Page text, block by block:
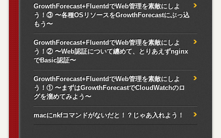
GrowthForecast+FluentdでWeb管理を素敵にしよ
う！③ 〜各種OSリソースをGrowthForecastにぶっ込
もう〜
GrowthForecast+FluentdでWeb管理を素敵にしよ
う！② 〜Web認証について纏めて、とりあえずnginx
でBasic認証〜
GrowthForecast+FluentdでWeb管理を素敵にしよ
う！① 〜まずはGrowthForecastでCloudWatchのロ
グを溜めてみよう〜
macにnkfコマンドがないだと！？じゃあ入れよう！